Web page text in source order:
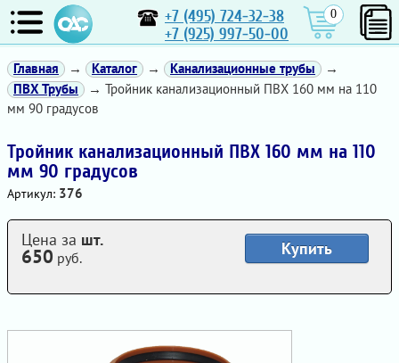
+7 (495) 724-32-38
+7 (925) 997-50-00
0
Главная → Каталог → Канализационные трубы
→
ПВХ Трубы
→ Тройник канализационный ПВХ 160 мм на 110
мм 90 градусов
Тройник канализационный ПВХ 160 мм на 110
мм 90 градусов
Артикул: 376
Купить
Цена за шт.
650 руб.